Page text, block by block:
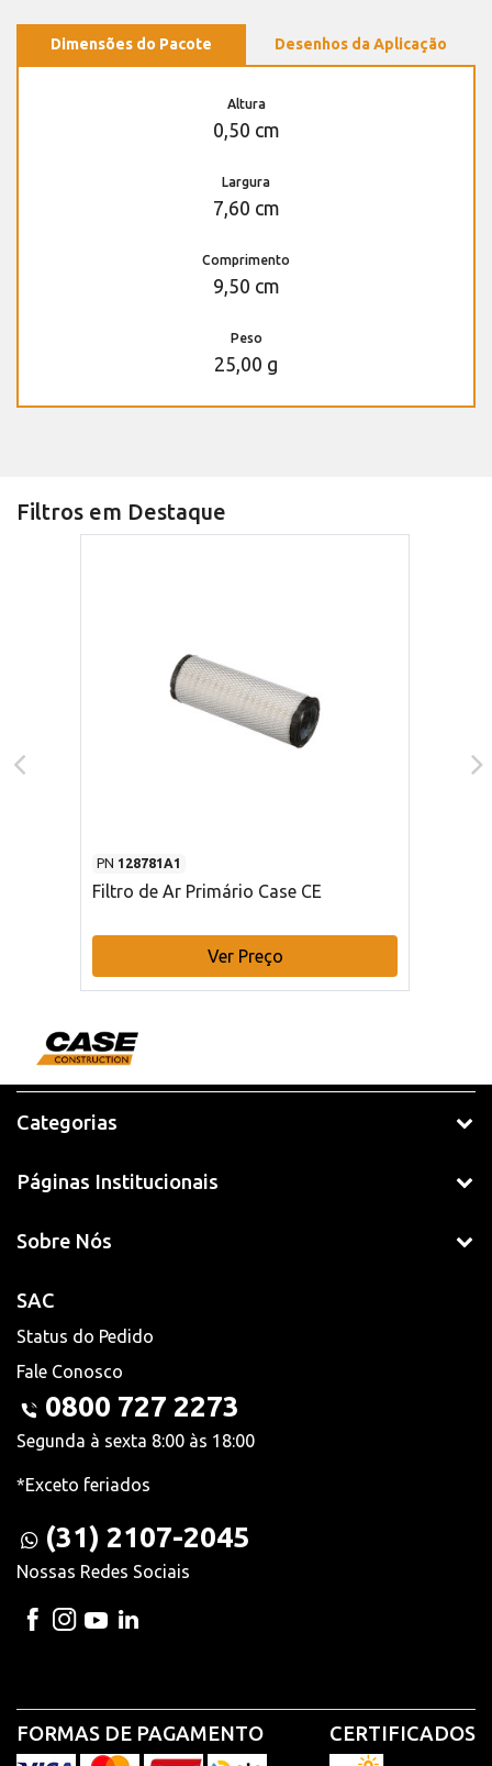
Dimensões do Pacote Desenhos da Aplicação
Altura
0,50 cm
Largura
7,60 cm
Comprimento
9,50 cm
Peso
25,00 g
Filtros em Destaque
PN 128781A1
Filtro de Ar Primário Case CE
Ver Preço
Categorias
Páginas Institucionais
Sobre Nós
SAC
Status do Pedido
Fale Conosco
0800 727 2273
Segunda à sexta 8:00 às 18:00
*Exceto feriados
(31) 2107-2045
Nossas Redes Sociais
FORMAS DE PAGAMENTO CERTIFICADOS